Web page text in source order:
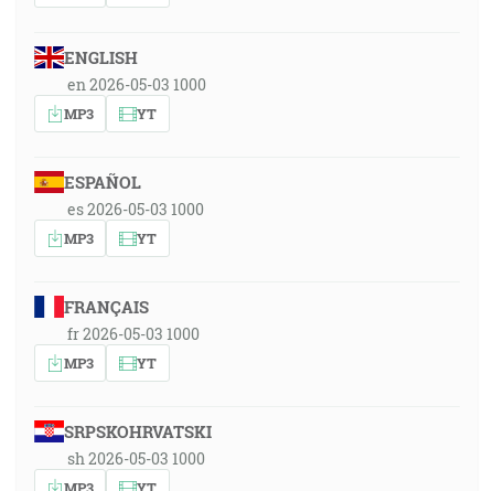
ENGLISH
en 2026-05-03 1000
MP3 YT
ESPAÑOL
es 2026-05-03 1000
MP3 YT
FRANÇAIS
fr 2026-05-03 1000
MP3 YT
SRPSKOHRVATSKI
sh 2026-05-03 1000